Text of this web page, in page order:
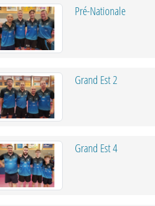
Pré-Nationale
Grand Est 2
Grand Est 4